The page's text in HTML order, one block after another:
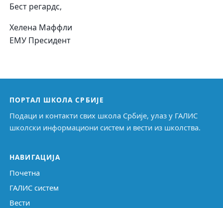
Бест регардс,
Хелена Маффли
ЕМУ Пресидент
ПОРТАЛ ШКОЛА СРБИЈЕ
Подаци и контакти свих школа Србије, улаз у ГАЛИС
школски информациони систем и вести из школства.
НАВИГАЦИЈА
Почетна
ГАЛИС систем
Вести